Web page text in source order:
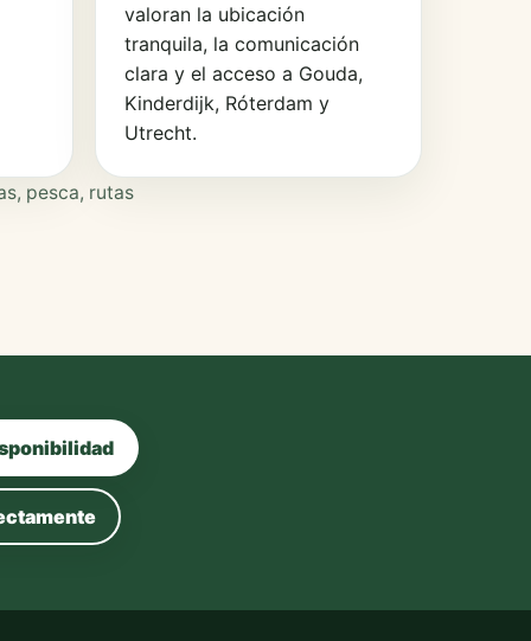
valoran la ubicación
tranquila, la comunicación
clara y el acceso a Gouda,
Kinderdijk, Róterdam y
Utrecht.
pesca, rutas